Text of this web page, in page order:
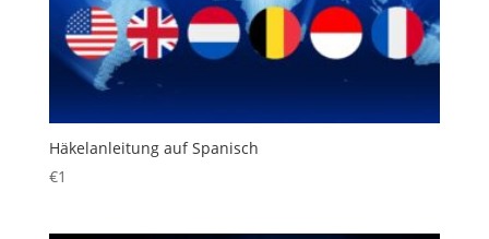
Häkelanleitung auf Spanisch
€1